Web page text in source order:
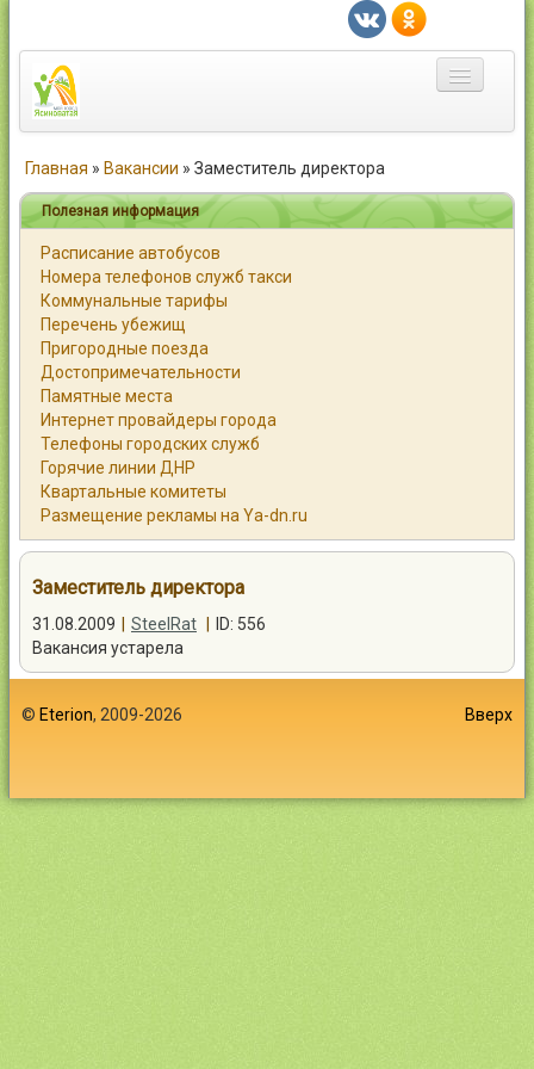
Город
Статьи
Каталог
Справочник
Работа
Объявления
Помощь
Контакты
Главная » Вакансии » Заместитель директора
Полезная информация
Расписание автобусов
Номера телефонов служб такси
Коммунальные тарифы
Перечень убежищ
Пригородные поезда
Достопримечательности
Памятные места
Интернет провайдеры города
Телефоны городских служб
Горячие линии ДНР
Квартальные комитеты
Размещение рекламы на Ya-dn.ru
Заместитель директора
31.08.2009 SteelRat
ID: 556
Вакансия устарела
© Eterion, 2009-2026 Вверх